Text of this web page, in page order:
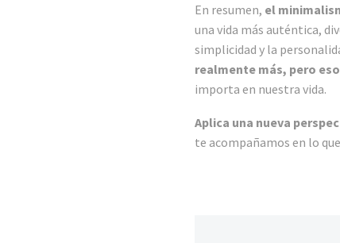
En resumen, el
una vida más auténtica,
simplicidad y la
realmente más, pero
importa en nuestra vida.
Aplica una nueva
te acompañamos en lo